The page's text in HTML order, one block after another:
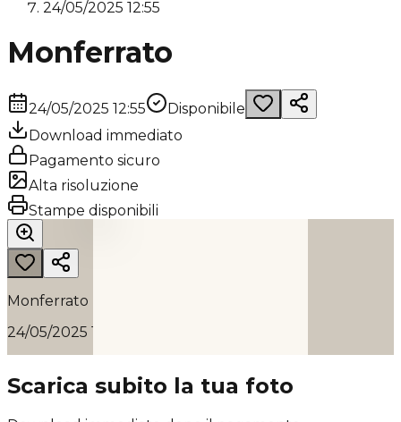
24/05/2025 12:55
Monferrato
24/05/2025 12:55
Disponibile
Download immediato
Pagamento sicuro
Alta risoluzione
Stampe disponibili
Monferrato
24/05/2025 12:55
Scarica subito la tua foto